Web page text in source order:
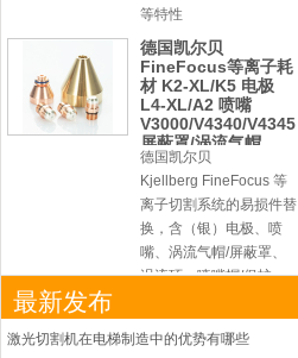
等特性
德国凯尔贝
FineFocus等离子耗
材 K2-XL/K5 电极
L4-XL/A2 喷嘴
V3000/V4340/V4345
屏蔽罩/涡流气帽
德国凯尔贝
Kjellberg FineFocus 等
离子切割系统的易损件替
换，含（银）电极、喷
嘴、涡流气帽/屏蔽罩、
涡流环、喷嘴帽/保护
离子易损件产品。产品技
术标准对照凯尔贝原装
最新发布
激光切割机在电梯制造中的优势有哪些